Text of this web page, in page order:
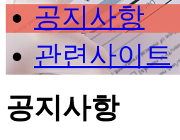
공지사항
관련사이트
공지사항